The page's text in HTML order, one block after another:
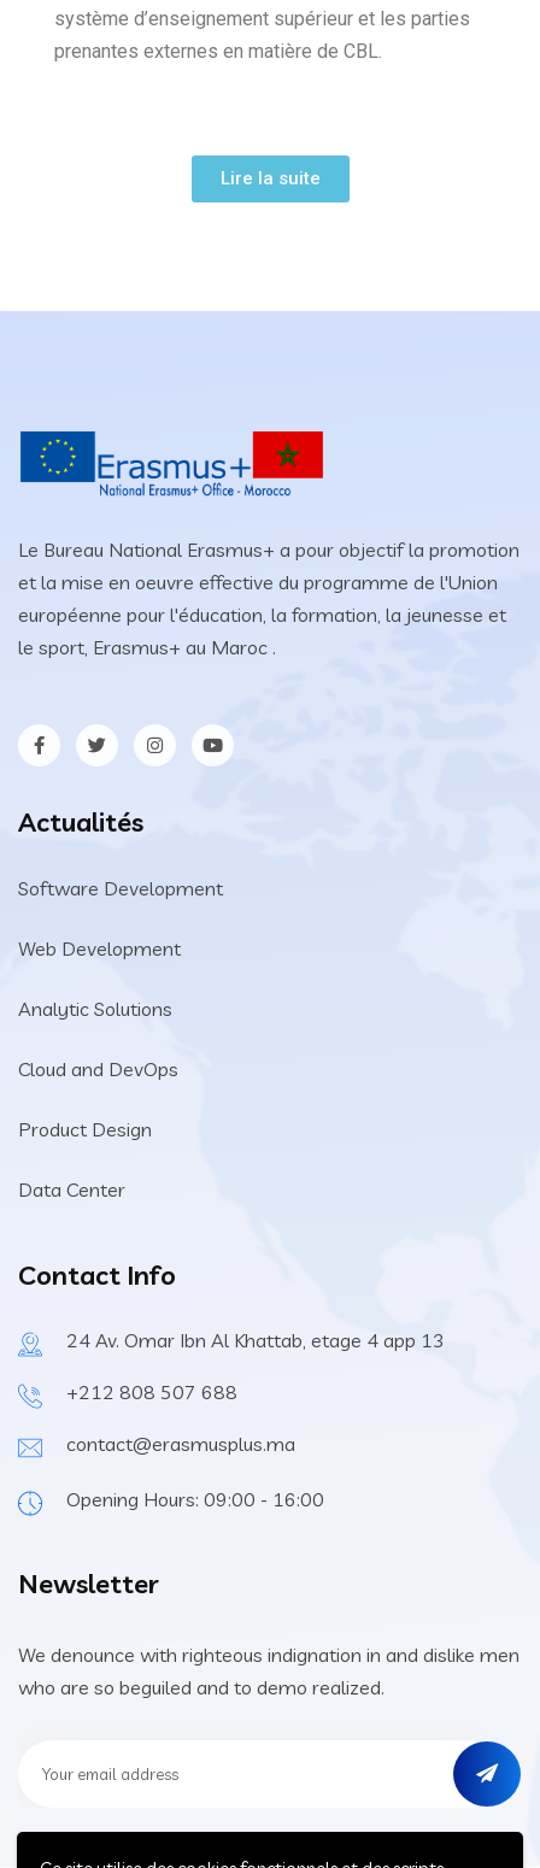
système d’enseignement supérieur et les parties
prenantes externes en matière de CBL.
Lire la suite
Le Bureau National Erasmus+ a pour objectif la promotion
et la mise en oeuvre effective du programme de l'Union
européenne pour l'éducation, la formation, la jeunesse et
le sport, Erasmus+ au Maroc .
Actualités
Software Development
Web Development
Analytic Solutions
Cloud and DevOps
Product Design
Data Center
Contact Info
24 Av. Omar Ibn Al Khattab, etage 4 app 13
+212 808 507 688
contact@erasmusplus.ma
Opening Hours: 09:00 - 16:00
Newsletter
We denounce with righteous indignation in and dislike men
who are so beguiled and to demo realized.